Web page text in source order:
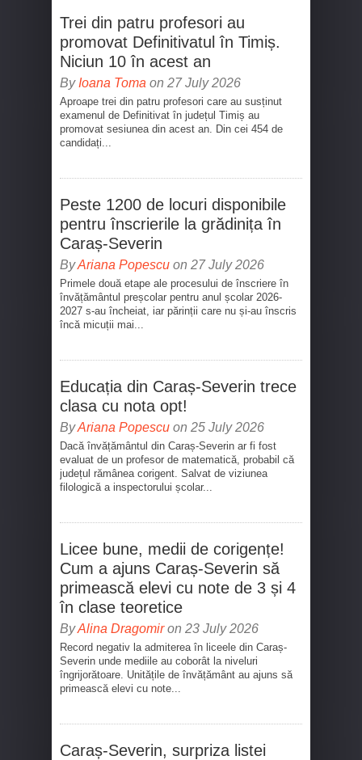
Trei din patru profesori au
promovat Definitivatul în Timiș.
Niciun 10 în acest an
By Ioana Toma on 27 July 2026
Aproape trei din patru profesori care au susținut
examenul de Definitivat în județul Timiș au
promovat sesiunea din acest an. Din cei 454 de
candidați...
Peste 1200 de locuri disponibile
pentru înscrierile la grădinița în
Caraș-Severin
ByAriana Popescu on 27 July 2026
Primele două etape ale procesului de înscriere în
învățământul preșcolar pentru anul școlar 2026-
2027 s-au încheiat, iar părinții care nu și-au înscris
încă micuții mai...
Educația din Caraș-Severin trece
clasa cu nota opt!
ByAriana Popescu on 25 July 2026
Dacă învățământul din Caraș-Severin ar fi fost
evaluat de un profesor de matematică, probabil că
județul rămânea corigent. Salvat de viziunea
filologică a inspectorului școlar...
Licee bune, medii de corigențe!
Cum a ajuns Caraș-Severin să
primească elevi cu note de 3 și 4
în clase teoretice
ByAlina Dragomiron 23 July 2026
Record negativ la admiterea în liceele din Caraș-
Severin unde mediile au coborât la niveluri
îngrijorătoare. Unitățile de învățământ au ajuns să
primească elevi cu note...
Caraș-Severin, surpriza listei